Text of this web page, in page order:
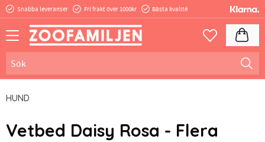
Snabba leveranser Fri frakt över 1000kr Bästa kvalité
Favoriter
HUND
Vetbed Daisy Rosa - Flera